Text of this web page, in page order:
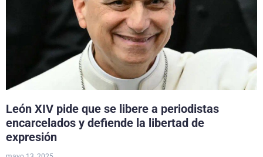
León XIV pide que se libere a periodistas
encarcelados y defiende la libertad de
expresión